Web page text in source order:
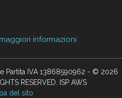
informazioni
Partita IVA 13868590962 - © 2026
RESERVED. ISP AWS
del sito